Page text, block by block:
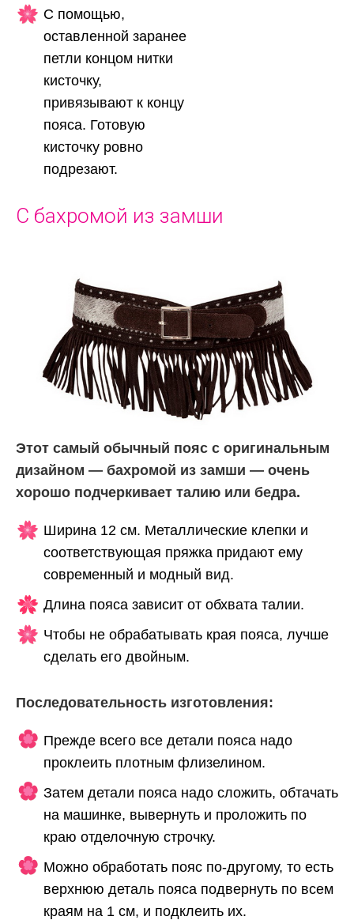
С помощью,
оставленной заранее
петли концом нитки
кисточку,
привязывают к концу
пояса. Готовую
кисточку ровно
подрезают.
С бахромой из замши
Этот самый обычный пояс с оригинальным
дизайном — бахромой из замши — очень
хорошо подчеркивает талию или бедра.
Ширина 12 см. Металлические клепки и
соответствующая пряжка придают ему
современный и модный вид.
Длина пояса зависит от обхвата талии.
Чтобы не обрабатывать края пояса, лучше
сделать его двойным.
Последовательность изготовления:
Прежде всего все детали пояса надо
проклеить плотным флизелином.
Затем детали пояса надо сложить, обтачать
на машинке, вывернуть и проложить по
краю отделочную строчку.
Можно обработать пояс по-другому, то есть
верхнюю деталь пояса подвернуть по всем
краям на 1 см, и подклеить их.